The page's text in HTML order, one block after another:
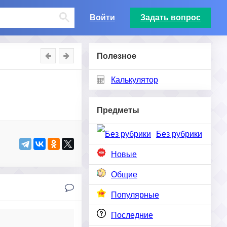
Войти Задать вопрос
Полезное
Калькулятор
Предметы
Без рубрики
Новые
Общие
Популярные
Последние